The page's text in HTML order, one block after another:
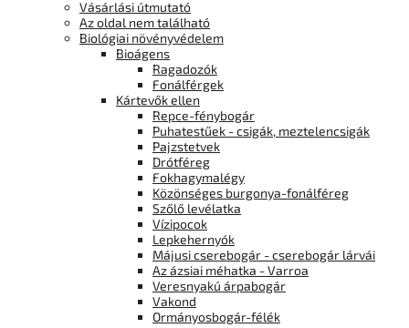
Vásárlási útmutató
Az oldal nem található
Biológiai növényvédelem
Bioágens
Ragadozók
Fonálférgek
Kártevők ellen
Repce-fénybogár
Puhatestűek - csigák, meztelencsigák
Pajzstetvek
Drótféreg
Fokhagymalégy
Közönséges burgonya-fonálféreg
Szőlő levélatka
Vízipocok
Lepkehernyók
Májusi cserebogár - cserebogár lárvái
Az ázsiai méhatka - Varroa
Veresnyakú árpabogár
Vakond
Ormányosbogár-félék